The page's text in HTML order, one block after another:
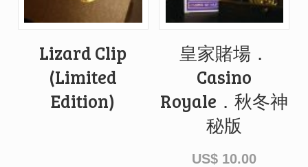
Lizard Clip
(Limited
Edition)
皇家賭場．
Casino
Royale．秋冬神
秘版
US$ 10.00